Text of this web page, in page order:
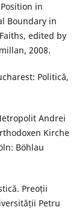
in
Boundary in
edited by
2008.
Politică,
Andrei
Kirche
Böhlau
Preoții
Petru